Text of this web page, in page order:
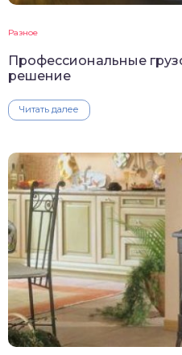
Разное
Профессиональные
решение
Читать далее